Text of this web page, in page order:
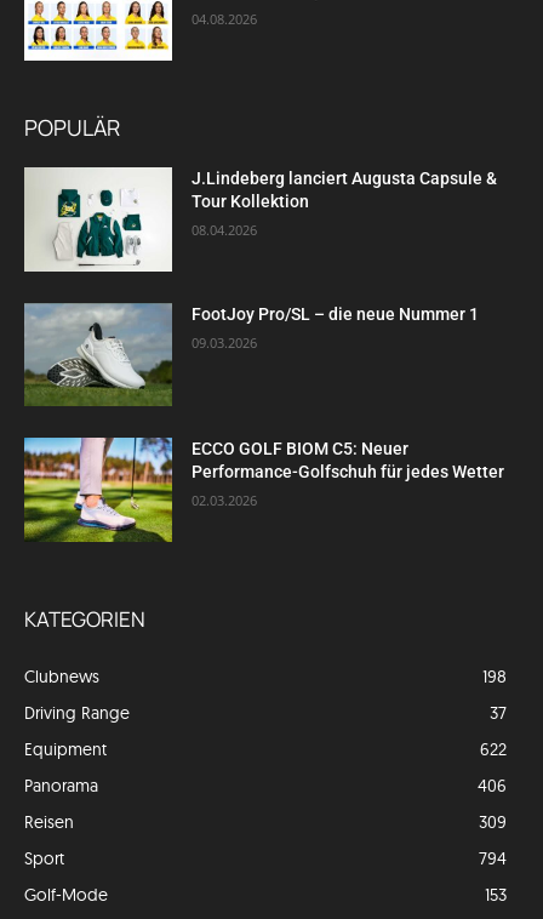
04.08.2026
POPULÄR
J.Lindeberg lanciert Augusta Capsule &
Tour Kollektion
08.04.2026
FootJoy Pro/SL – die neue Nummer 1
09.03.2026
ECCO GOLF BIOM C5: Neuer
Performance-Golfschuh für jedes Wetter
02.03.2026
KATEGORIEN
Clubnews
198
Driving Range
37
Equipment
622
Panorama
406
Reisen
309
Sport
794
Golf-Mode
153